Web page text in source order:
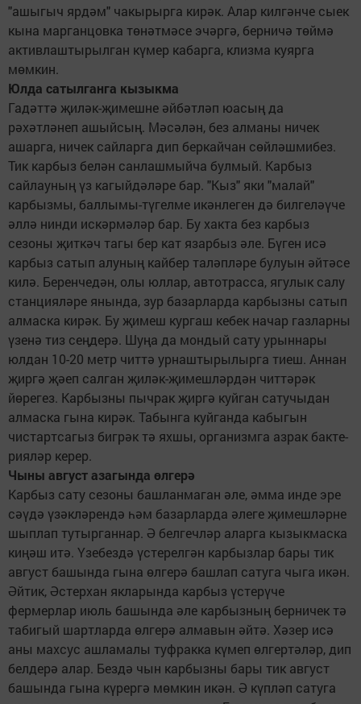
"ашыгыч ярдәм" чакырырга кирәк. Алар кил­гәнче сыек
кына марганцовка төнәтмәсе эчәргә, бер­ничә төймә
активлаштырылган күмер кабарга, клизма куярга
мөмкин.
Юлда сатылганга кызыкма
Гадәттә җиләк-җимешне әй­бәт­ләп юасың да
рәхәтләнеп ашый­сың. Мәсәлән, без алманы ничек
ашарга, ничек сайларга дип беркайчан сөйләшмибез.
Тик карбыз белән санлашмыйча булмый. Карбыз
сайлауның үз кагыйдәләре бар. "Кыз" яки "малай"
карбызмы, баллымы-тү­гел­ме икәнлеген дә билгеләүче
әллә нинди искәрмә­ләр бар. Бу хакта без карбыз
сезоны җиткәч тагы бер кат язарбыз әле. Бүген исә
карбыз сатып алуның кайбер таләпләре булуын әйтәсе
килә. Беренчедән, олы юллар, автотрасса, ягулык салу
стан­цияләре янында, зур базарларда карбызны сатып
алмаска кирәк. Бу җимеш кургаш кебек начар газларны
үзенә тиз сеңдерә. Шуңа да мондый сату урыннары
юлдан 10-20 метр читтә урнаштырылырга тиеш. Аннан
җиргә җәеп салган җиләк-җимешләрдән чит­тәрәк
йөрегез. Карбызны пычрак җиргә куйган сатучыдан
алмаска гына кирәк. Табынга куйганда кабыгын
чистартсагыз бигрәк тә яхшы, организмга азрак бак­те­
рияләр керер.
Чыны август азагында өлгерә
Карбыз сату сезоны башланмаган әле, әмма инде эре
сәүдә үзәкләрендә һәм базарларда әле­ге җимешләрне
шыплап тутырганнар. Ә белгечләр аларга кы­зык­мас­ка
киңәш итә. Үзебездә үсте­релгән карбызлар бары тик
август башында гына өлгерә башлап сатуга чыга икән.
Әйтик, Әстерхан якларында карбыз үстерүче
фермерлар июль башында әле карбызның берничек тә
табигый шартларда өлгерә алмавын әйтә. Хәзер исә
аны махсус ашламалы туфракка күмеп өлгер­тәләр, дип
белдерә алар. Бездә чын карбызны бары тик август
башында гына күрергә мөмкин икән. Ә күпләп сатуга